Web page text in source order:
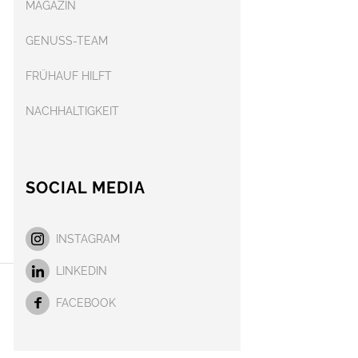
MAGAZIN
GENUSS-TEAM
FRÜHAUF HILFT
NACHHALTIGKEIT
SOCIAL MEDIA
INSTAGRAM
LINKEDIN
FACEBOOK